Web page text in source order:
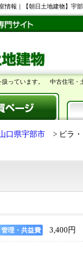
情報｜【朝日土地建物】
っています。 中古住宅
口県宇部市 ビラ
管理・共益費 3,400円